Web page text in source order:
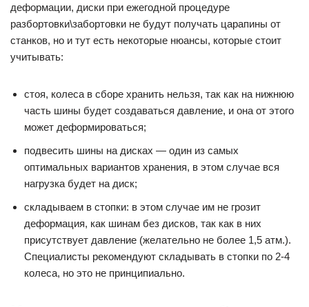
деформации, диски при ежегодной процедуре
разбортовки\забортовки не будут получать царапины от
станков, но и тут есть некоторые нюансы, которые стоит
учитывать:
стоя, колеса в сборе хранить нельзя, так как на нижнюю
часть шины будет создаваться давление, и она от этого
может деформироваться;
подвесить шины на дисках — один из самых
оптимальных вариантов хранения, в этом случае вся
нагрузка будет на диск;
складываем в стопки: в этом случае им не грозит
деформация, как шинам без дисков, так как в них
присутствует давление (желательно не более 1,5 атм.).
Специалисты рекомендуют складывать в стопки по 2-4
колеса, но это не принципиально.